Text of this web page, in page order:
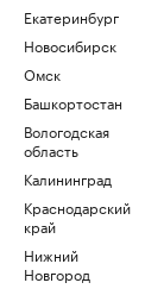
Екатеринбург
Новосибирск
Омск
Башкортостан
Вологодская
область
Калининград
Краснодарский
край
Нижний
Новгород